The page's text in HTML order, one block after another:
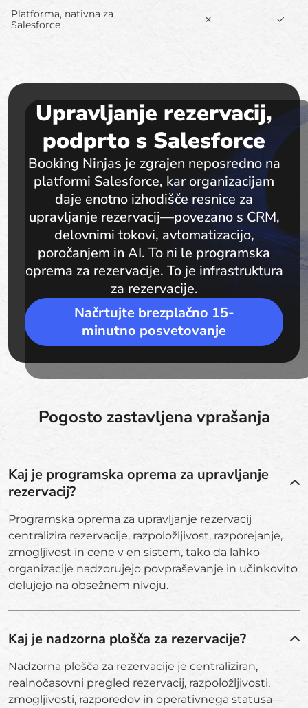
Platforma, nativna za
Salesforce
✗ ✓
Upravljanje rezervacij,
podprto s Salesforce
Booking Ninjas je zgrajen neposredno na
platformi Salesforce, kar organizacijam
daje enotno izhodišče resnice za
upravljanje rezervacij—povezano s CRM,
delovnimi tokovi, avtomatizacijo,
poročanjem in AI. To ni le programska
oprema za rezervacije. To je infrastruktura
za rezervacije.
Načrtujte brezplačno 15-
minutno posvetovanje
Pogosto zastavljena vprašanja
Kaj je programska oprema za upravljanje
rezervacij?
Programska oprema za upravljanje rezervacij
centralizira rezervacije, razpoložljivost, razporejanje,
zmogljivost in cene v en sistem, tako da lahko
organizacije nadzorujejo povpraševanje in učinkovito
delujejo na obsežnem nivoju.
Kaj je nadzorna plošča za rezervacije?
Nadzorna plošča za rezervacije je centraliziran,
realnočasovni pregled rezervacij, razpoložljivosti,
zmogljivosti, razporedov in operativnega statusa—